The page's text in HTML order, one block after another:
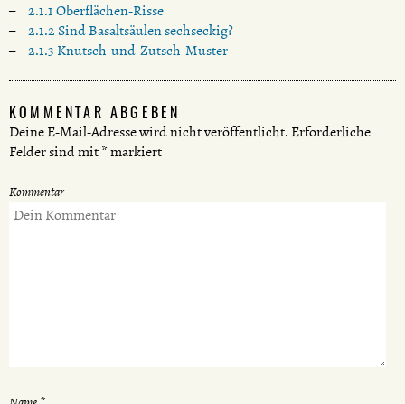
2.1.1 Oberflächen-Risse
2.1.2 Sind Basaltsäulen sechseckig?
2.1.3 Knutsch-und-Zutsch-Muster
KOMMENTAR ABGEBEN
Deine E-Mail-Adresse wird nicht veröffentlicht. Erforderliche
Felder sind mit*markiert
Kommentar